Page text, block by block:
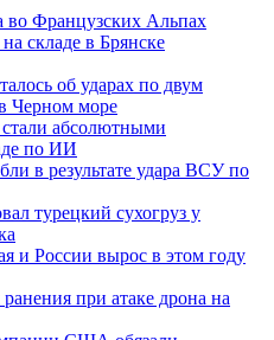
во Французских Альпах
складе в Брянске
об ударах по двум
Черном море
абсолютными
по ИИ
в результате удара ВСУ по
турецкий сухогруз у
и России вырос в этом году
при атаке дрона на